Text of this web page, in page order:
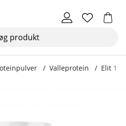
Valleprotein Elit
Lactose Free, 2 kg